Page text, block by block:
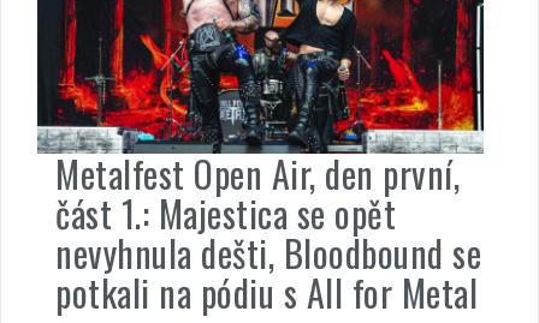
Metalfest Open Air, den první,
část 1.: Majestica se opět
nevyhnula dešti, Bloodbound se
potkali na pódiu s All for Metal